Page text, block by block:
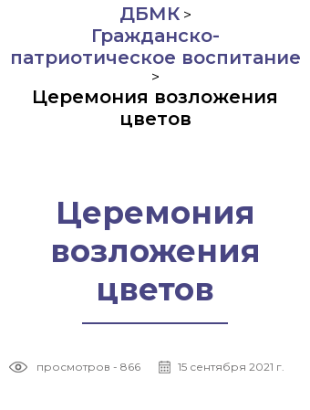
ДБМК>
Гражданско-
патриотическое воспитание
>
Церемония возложения
цветов
Церемония
возложения
цветов
просмотров - 866 15 сентября 2021 г.